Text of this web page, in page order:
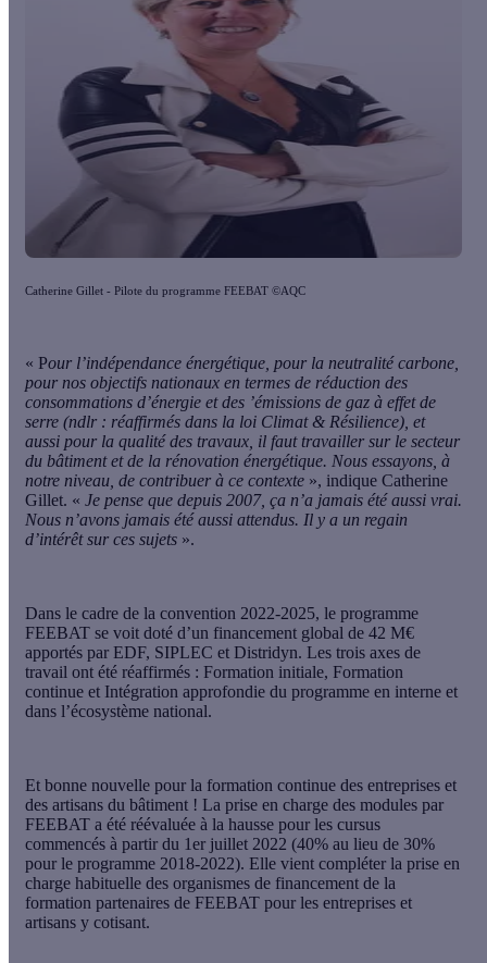
Catherine Gillet - Pilote du programme FEEBAT ©AQC
« Pour l’indépendance énergétique, pour la neutralité carbone,
pour nos objectifs nationaux en termes de réduction des
consommations d’énergie et des ’émissions de gaz à effet de
serre (ndlr : réaffirmés dans la loi Climat & Résilience), et
aussi pour la qualité des travaux, il faut travailler sur le secteur
du bâtiment et de la rénovation énergétique. Nous essayons, à
notre niveau, de contribuer à ce contexte », indique Catherine
Gillet. « Je pense que depuis 2007, ça n’a jamais été aussi vrai.
Nous n’avons jamais été aussi attendus. Il y a un regain
d’intérêt sur ces sujets ».
Dans le cadre de la convention 2022-2025, le programme
FEEBAT se voit doté d’un financement global de 42 M€
apportés par EDF, SIPLEC et Distridyn. Les trois axes de
travail ont été réaffirmés : Formation initiale, Formation
continue et Intégration approfondie du programme en interne et
dans l’écosystème national.
Et bonne nouvelle pour la formation continue des entreprises et
des artisans du bâtiment ! La prise en charge des modules par
FEEBAT a été réévaluée à la hausse pour les cursus
commencés à partir du 1er juillet 2022 (40% au lieu de 30%
pour le programme 2018-2022). Elle vient compléter la prise en
charge habituelle des organismes de financement de la
formation partenaires de FEEBAT pour les entreprises et
artisans y cotisant.